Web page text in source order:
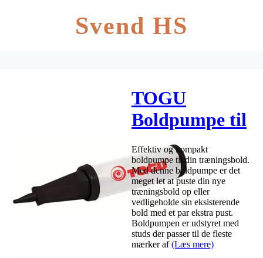
Svend HS
TOGU
Boldpumpe til
træningsbolde
Effektiv og kompakt
boldpumpe til din træningsbold.
Med denne boldpumpe er det
meget let at puste din nye
træningsbold op eller
vedligeholde sin eksisterende
bold med et par ekstra pust.
Boldpumpen er udstyret med
studs der passer til de fleste
mærker af(Læs mere)